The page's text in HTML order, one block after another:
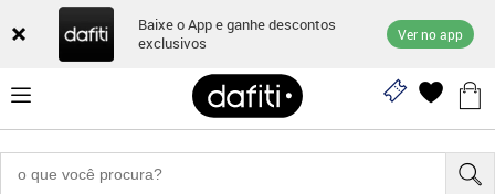
Baixe o App e ganhe descontos
exclusivos
Ver no app